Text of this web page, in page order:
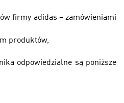
firmy adidas – zamówieniami
produktów,
odpowiedzialne są poniższe